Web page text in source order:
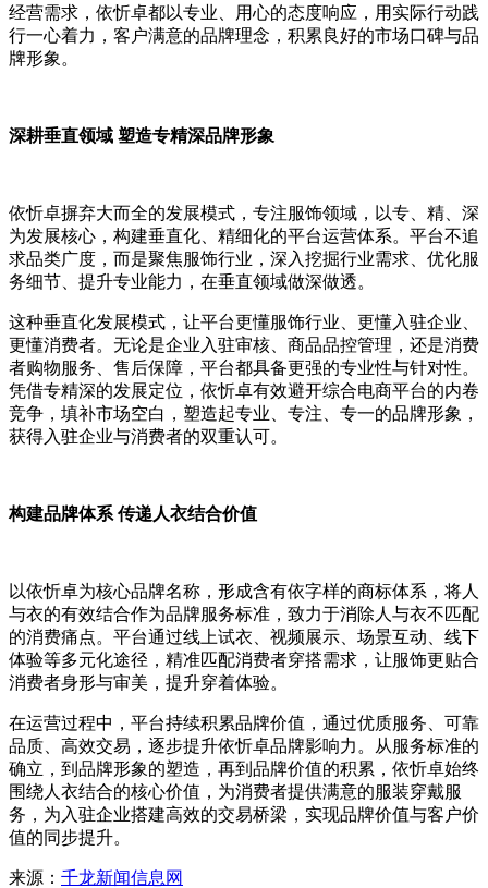
经营需求，依忻卓都以专业、用心的态度响应，用实际行动践
行一心着力，客户满意的品牌理念，积累良好的市场口碑与品
牌形象。
深耕垂直领域 塑造专精深品牌形象
依忻卓摒弃大而全的发展模式，专注服饰领域，以专、精、深
为发展核心，构建垂直化、精细化的平台运营体系。平台不追
求品类广度，而是聚焦服饰行业，深入挖掘行业需求、优化服
务细节、提升专业能力，在垂直领域做深做透。
这种垂直化发展模式，让平台更懂服饰行业、更懂入驻企业、
更懂消费者。无论是企业入驻审核、商品品控管理，还是消费
者购物服务、售后保障，平台都具备更强的专业性与针对性。
凭借专精深的发展定位，依忻卓有效避开综合电商平台的内卷
竞争，填补市场空白，塑造起专业、专注、专一的品牌形象，
获得入驻企业与消费者的双重认可。
构建品牌体系 传递人衣结合价值
以依忻卓为核心品牌名称，形成含有依字样的商标体系，将人
与衣的有效结合作为品牌服务标准，致力于消除人与衣不匹配
的消费痛点。平台通过线上试衣、视频展示、场景互动、线下
体验等多元化途径，精准匹配消费者穿搭需求，让服饰更贴合
消费者身形与审美，提升穿着体验。
在运营过程中，平台持续积累品牌价值，通过优质服务、可靠
品质、高效交易，逐步提升依忻卓品牌影响力。从服务标准的
确立，到品牌形象的塑造，再到品牌价值的积累，依忻卓始终
围绕人衣结合的核心价值，为消费者提供满意的服装穿戴服
务，为入驻企业搭建高效的交易桥梁，实现品牌价值与客户价
值的同步提升。
来源： 千龙新闻信息网